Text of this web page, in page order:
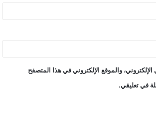
والموقع الإلكتروني في هذا المتصفح
في تعليقي.